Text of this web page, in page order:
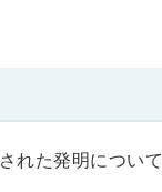
れた発明について